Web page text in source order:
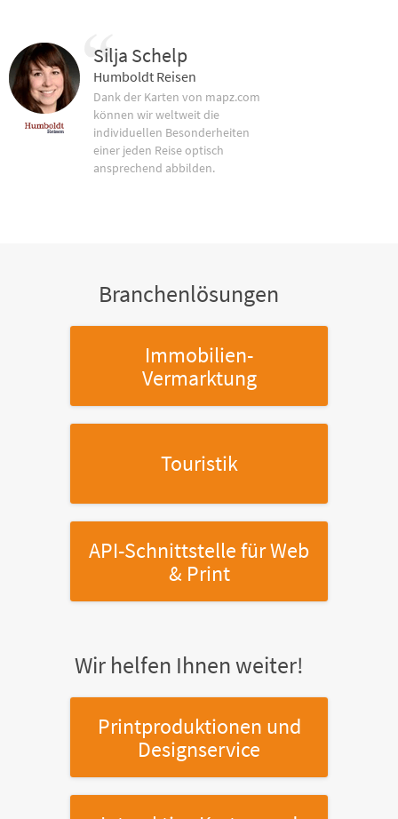
Silja Schelp
Humboldt Reisen
Dank der Karten von mapz.com
können wir weltweit die
individuellen Besonderheiten
einer jeden Reise optisch
ansprechend abbilden.
Branchenlösungen
Immobilien-
Vermarktung
Touristik
API-Schnittstellefür Web
& Print
Wir helfen Ihnen weiter!
Printproduktionen und
Designservice